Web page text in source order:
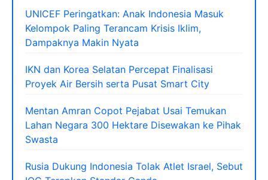
UNICEF Peringatkan: Anak Indonesia Masuk
Kelompok Paling Terancam Krisis Iklim,
Dampaknya Makin Nyata
IKN dan Korea Selatan Percepat Finalisasi
Proyek Air Bersih serta Pusat Smart City
Mentan Amran Copot Pejabat Usai Temukan
Lahan Negara 300 Hektare Disewakan ke Pihak
Swasta
Rusia Dukung Indonesia Tolak Atlet Israel, Sebut